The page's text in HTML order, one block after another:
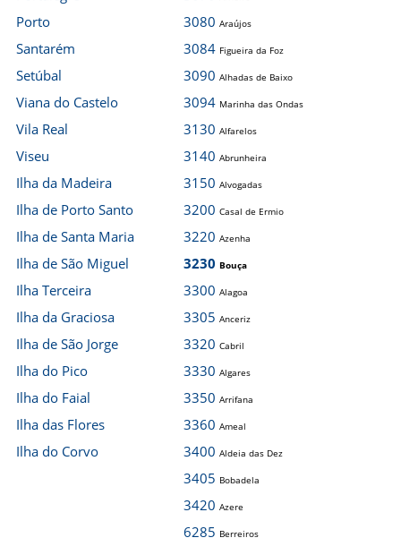
Porto
Santarém
Setúbal
Viana do Castelo
Vila Real
Viseu
Ilha da Madeira
Ilha de Porto Santo
Ilha de Santa Maria
Ilha de São Miguel
Ilha Terceira
Ilha da Graciosa
Ilha de São Jorge
Ilha do Pico
Ilha do Faial
Ilha das Flores
Ilha do Corvo
3080 Araújos
3084 Figueira da Foz
3090 Alhadas de Baixo
3094 Marinha das Ondas
3130 Alfarelos
3140 Abrunheira
3150 Alvogadas
3200 Casal de Ermio
3220 Azenha
3230 Bouça
3300 Alagoa
3305 Anceriz
3320 Cabril
3330 Algares
3350 Arrifana
3360 Ameal
3400 Aldeia das Dez
3405 Bobadela
3420 Azere
6285 Berreiros